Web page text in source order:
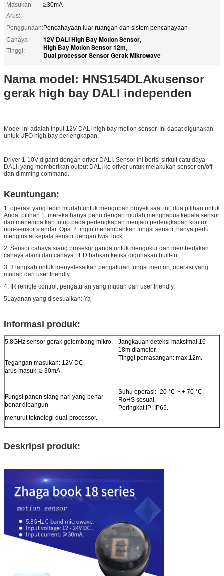
Masukan
Arus:
≥30mA
Penggunaan:Pencahayaan luar ruangan dan sistem pencahayaan
Cahaya
Tinggi:
12V DALI High Bay Motion Sensor,
High Bay Motion Sensor 12m,
Dual processor Sensor Gerak Mikrowave
Nama model: HNS154DLAkusensor
gerak high bay DALI independen
Model ini adalah input 12V DALI high bay motion sensor, Ini dapat digunakan
untuk UFO high bay perlengkapan.
Driver 1-10V diganti dengan driver DALI. Sensor ini berisi sirkuit catu daya
DALI, yang memberikan output DALI ke driver untuk melakukan sensor on/off
dan dimming command.
Keuntungan:
1. operasi yang lebih mudah untuk mengubah proyek saat ini, dua pilihan untuk
Anda: pilihan 1. mereka hanya perlu dengan mudah menghapus kepala sensor
dan menempatkan tutup pada,perlengkapan menjadi perlengkapan kontrol
non-sensor standar. Opsi 2. ingin menambahkan fungsi sensor, hanya perlu
menginstal kepala sensor dengan twist lock.
2. Sensor cahaya siang prosesor ganda untuk mengukur dan membedakan
cahaya alami dari cahaya LED bahkan ketika digunakan built-in.
3. 3 langkah untuk menyelesaikan pengaturan fungsi memori, operasi yang
mudah dan user friendly.
4. IR remote control, pengaturan yang mudah dan user friendly.
5Layanan yang disesuaikan: Ya
Informasi produk:
5.8GHz sensor gerak gelombang mikro.
Tegangan masukan: 12V DC.
arus masuk: ≥ 30mA.
Fungsi panen siang hari yang benar-
benar dibangun
menurut teknologi dual-processor.
Jangkauan deteksi maksimal 16-
18m diameter.
Tinggi pemasangan: max.12m.
Suhu operasi: -20 °C ~ + 70 °C.
RoHS sesuai.
Peringkat IP: IP65.
Deskripsi produk: